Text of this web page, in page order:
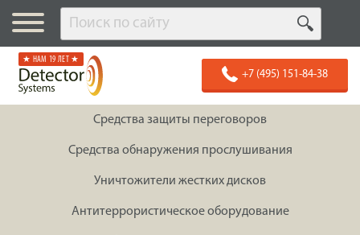
★ НАМ 19 ЛЕТ ★
+7 (495) 151-84-38
Средства защиты переговоров
Средства обнаружения прослушивания
Уничтожители жестких дисков
Антитеррористическое оборудование